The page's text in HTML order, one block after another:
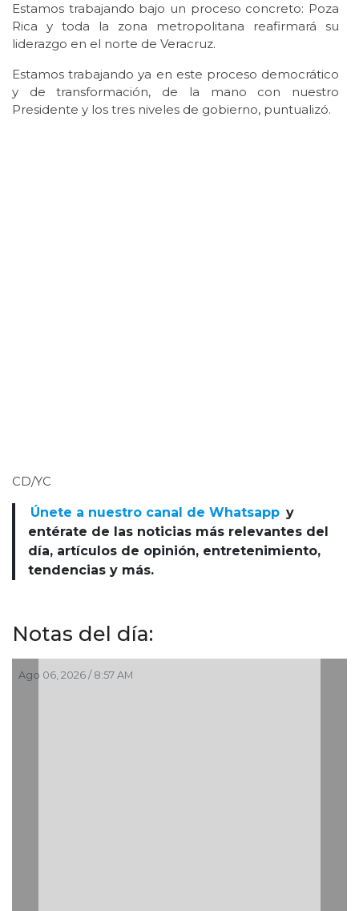
Estamos trabajando bajo un proceso concreto: Poza
Rica y toda la zona metropolitana reafirmará su
liderazgo en el norte de Veracruz.
Estamos trabajando ya en este proceso democrático
y de transformación, de la mano con nuestro
Presidente y los tres niveles de gobierno, puntualizó.
CD/YC
Únete a nuestro canal de Whatsapp y
entérate de las noticias más relevantes del
día, artículos de opinión, entretenimiento,
tendencias y más.
Notas del día:
06, 2026 / 8:57 AM